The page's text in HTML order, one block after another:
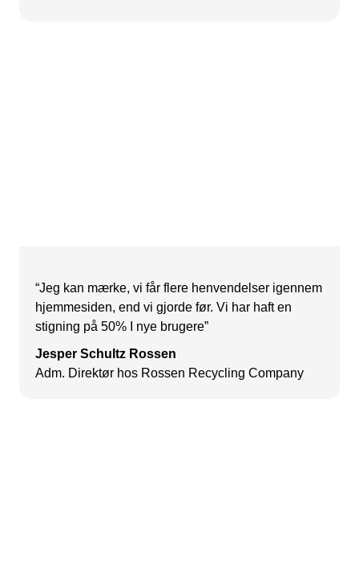
“Jeg kan mærke, vi får flere henvendelser igennem
hjemmesiden, end vi gjorde før. Vi har haft en
stigning på 50% I nye brugere”
Jesper Schultz Rossen
Adm. Direktør hos Rossen Recycling Company